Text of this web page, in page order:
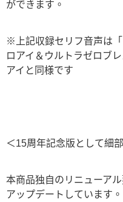
ができます。
※上記収録セリフ音声は
ロアイ＆ウルトラゼロブ
アイと同様です
＜15周年記念版として細
本商品独自のリニューア
アップデートしています。